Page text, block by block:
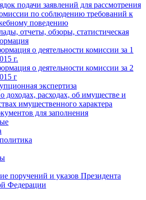
подачи заявлений для рассмотрения
по соблюдению требований к
поведению
отчеты, обзоры, статистическая
о деятельности комиссии за 1
г.
о деятельности комиссии за 2
г
экспертиза
доходах, расходах, об имуществе и
имущественного характера
для заполнения
поручений и указов Президента
Федерации